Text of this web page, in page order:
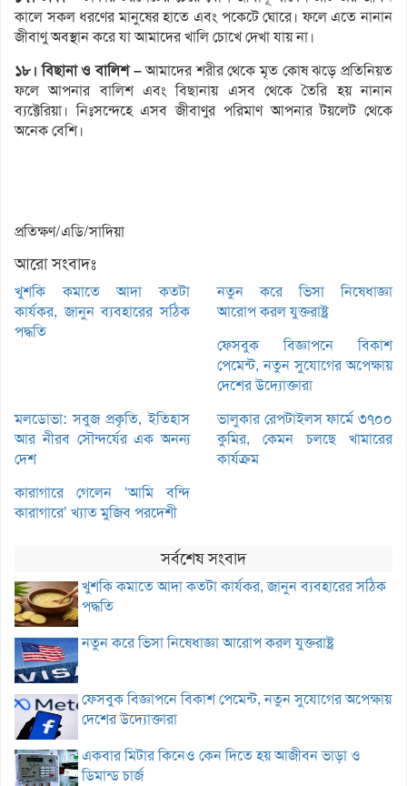
কালে সকল ধরণের মানুষের হাতে এবং পকেটে ঘোরে। ফলে এতে নানান
জীবাণু অবস্থান করে যা আমাদের খালি চোখে দেখা যায় না।
১৮। বিছানা ও বালিশ –আমাদের শরীর থেকে মৃত কোষ ঝড়ে প্রতিনিয়ত
ফলে আপনার বালিশ এবং বিছানায় এসব থেকে তৈরি হয় নানান
ব্যক্টেরিয়া। নিঃসন্দেহে এসব জীবাণুর পরিমাণ আপনার টয়লেট থেকে
অনেক বেশি।
প্রতিক্ষণ/এডি/সাদিয়া
আরো সংবাদঃ
খুশকি কমাতে আদা কতটা
কার্যকর, জানুন ব্যবহারের সঠিক
পদ্ধতি
নতুন করে ভিসা নিষেধাজ্ঞা
আরোপ করল যুক্তরাষ্ট্র
ফেসবুক বিজ্ঞাপনে বিকাশ
পেমেন্ট, নতুন সুযোগের অপেক্ষায়
দেশের উদ্যোক্তারা
মলডোভা: সবুজ প্রকৃতি, ইতিহাস
আর নীরব সৌন্দর্যের এক অনন্য
দেশ
ভালুকার রেপটাইলস ফার্মে ৩৭০০
কুমির, কেমন চলছে খামারের
কার্যক্রম
কারাগারে গেলেন ‘আমি বন্দি
কারাগারে’ খ্যাত মুজিব পরদেশী
সর্বশেষ সংবাদ
খুশকি কমাতে আদা কতটা কার্যকর, জানুন ব্যবহারের সঠিক
পদ্ধতি
নতুন করে ভিসা নিষেধাজ্ঞা আরোপ করল যুক্তরাষ্ট্র
ফেসবুক বিজ্ঞাপনে বিকাশ পেমেন্ট, নতুন সুযোগের অপেক্ষায়
দেশের উদ্যোক্তারা
একবার মিটার কিনেও কেন দিতে হয় আজীবন ভাড়া ও
ডিমান্ড চার্জ